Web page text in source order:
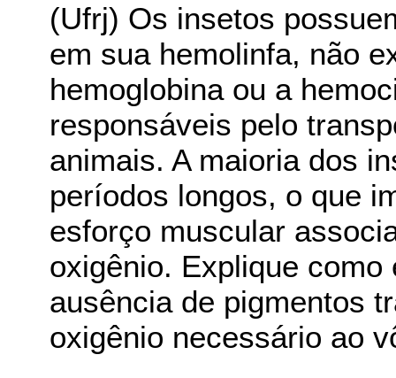
(Ufrj) Os insetos
em sua hemolinfa, não
hemoglobina ou a
responsáveis pelo
animais. A maioria dos
períodos longos, o que
esforço muscular
oxigênio. Explique
ausência de pigmentos
oxigênio necessário ao